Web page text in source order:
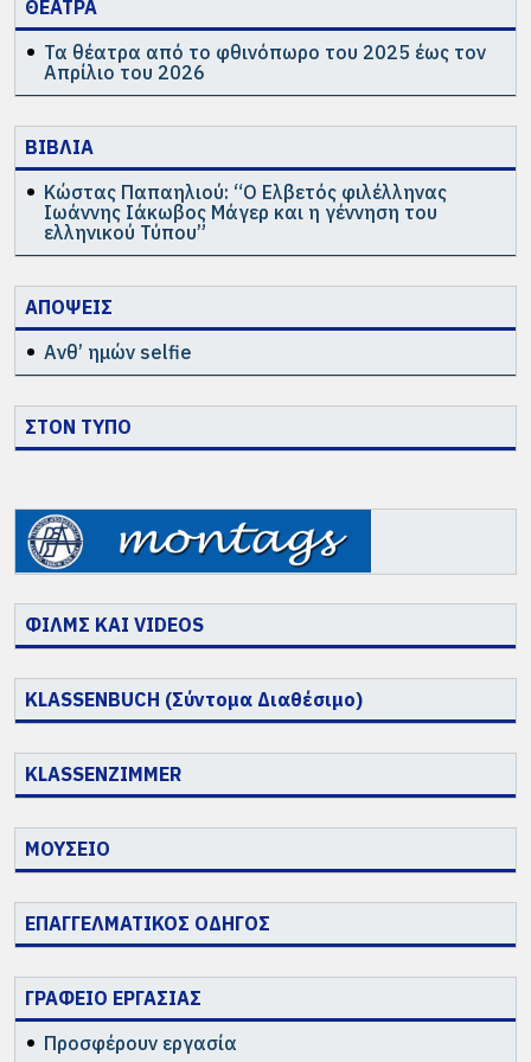
ΘΕΑΤΡΑ
Τα θέατρα από το φθινόπωρο του 2025 έως τον
Απρίλιο του 2026
ΒΙΒΛΙΑ
Κώστας Παπαηλιού: “Ο Ελβετός φιλέλληνας
Ιωάννης Ιάκωβος Μάγερ και η γέννηση του
ελληνικού Τύπου”
ΑΠΟΨΕΙΣ
Ανθ’ ημών selfie
ΣΤΟΝ ΤΥΠΟ
Δασκαλάκη και τον Κωνσταντίνο
Αναγνώστου το σενάριο της ταινίας μικρού
μήκους “The end of the road” και δημοσίευσε
μικρές ιστορίες στο διαδικτυακό περιοδικό
Kaboomzine. Επίσης πήρε μέρος στην
παράσταση Μαουτχάουζεν του Θ.
Μουμουλίδη στο Θεατρο Badminton. Το
2015 συμμετείχε στην παράσταση
“Λαβύρινθος” (Σ. Κόττας, Ζ. Κολλάτου) στο
ΒΙΟS. Τα τελευταία 5 χρόνια οργανώνει το
θεατρικό παιχνίδι στην παιδική
κατασκήνωση “ΛΕΛΟΥΔΑ”.
ΠΕΡΙΣΣΟΤΕΡΑ
ΦΙΛΜΣ ΚΑΙ VIDEOS
KLASSENBUCH (Σύντομα Διαθέσιμο)
KLASSENZIMMER
ΜΟΥΣΕΙΟ
ΕΠΑΓΓΕΛΜΑΤΙΚΟΣ ΟΔΗΓΟΣ
ΓΡΑΦΕΙΟ ΕΡΓΑΣΙΑΣ
Προσφέρουν εργασία